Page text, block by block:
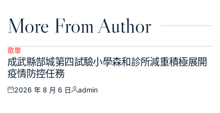
More From Author
Posted
in
歌單
成武縣郜城第四試驗小學森和診所減重積極展開
疫情防控任務
Posted
2026 年 8 月 6 日
Posted
admin